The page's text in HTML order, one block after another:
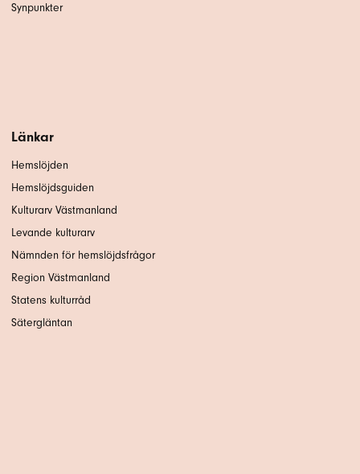
Synpunkter
Länkar
Hemslöjden
Hemslöjdsguiden
Kulturarv Västmanland
Levande kulturarv
Nämnden för hemslöjdsfrågor
Region Västmanland
Statens kulturråd
Sätergläntan